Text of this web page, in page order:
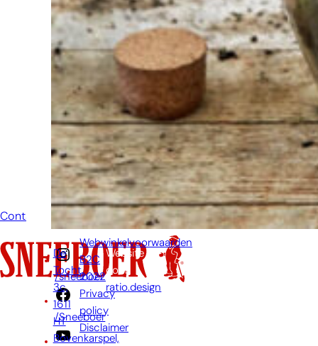
niet om even
te bellen of een
wanneer je een
Dan zullen wij
mogelijk jouw
beantwoorden.
Contact
/sneeboer
/Sneeboer
De
Tocht
3c,
1611
HT
Bovenkarspel,
Webwinkelvoorwaarden
B2C
2022
Privacy
policy
Disclaimer
Website
door:
ratio.design